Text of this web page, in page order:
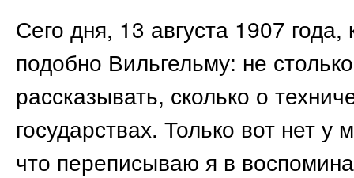
Сего дня, 13 августа 1907
подобно Вильгельму: не
рассказывать, сколько о
государствах. Только вот нет
что переписываю я в